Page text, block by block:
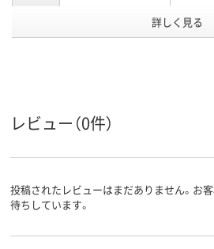
ポリエ
LDPE
商品環境
詳しく見る
レビュー（0件）
投稿されたレビューはまだありません。お
待ちしています。